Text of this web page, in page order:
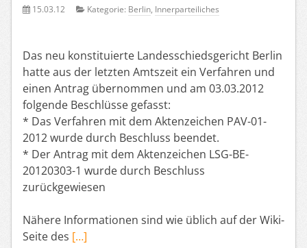
15.03.12 Kategorie: Berlin, Innerparteiliches
Das neu konstituierte Landesschiedsgericht Berlin
hatte aus der letzten Amtszeit ein Verfahren und
einen Antrag übernommen und am 03.03.2012
folgende Beschlüsse gefasst:
* Das Verfahren mit dem Aktenzeichen PAV-01-
2012 wurde durch Beschluss beendet.
* Der Antrag mit dem Aktenzeichen LSG-BE-
20120303-1 wurde durch Beschluss
zurückgewiesen
Nähere Informationen sind wie üblich auf der Wiki-
Seite des […]